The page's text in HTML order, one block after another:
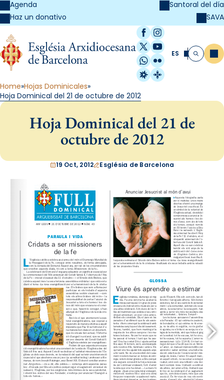
Agenda
Haz un donativo
Santoral del día
SAVA
Facebook
Instagram
X / Twitter
YouTube
WhatsApp
Flickr
Radio Estel
Catalunya
ES Buscar
Home Hojas Dominicales
Hoja Dominical del 21 de octubre de 2012
Hoja Dominical del 21 de
octubre de 2012
19 Oct, 2012 Església de Barcelona
www.barcelona.concepcionistas.es).